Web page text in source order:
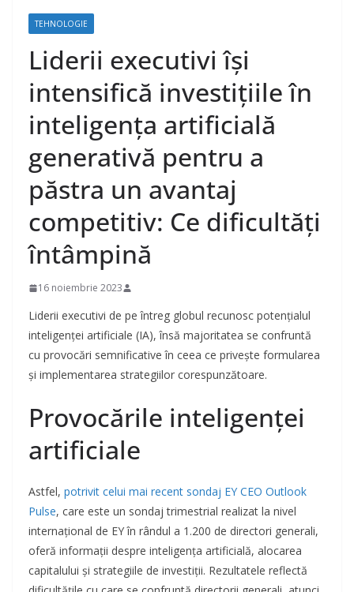
TEHNOLOGIE
Liderii executivi își
intensifică investițiile în
inteligența artificială
generativă pentru a
păstra un avantaj
competitiv: Ce dificultăți
întâmpină
16 noiembrie 2023
Liderii executivi de pe întreg globul recunosc potențialul
inteligenței artificiale (IA), însă majoritatea se confruntă
cu provocări semnificative în ceea ce privește formularea
și implementarea strategiilor corespunzătoare.
Provocările inteligenței
artificiale
Astfel, potrivit celui mai recent sondaj EY CEO Outlook
Pulse, care este un sondaj trimestrial realizat la nivel
internațional de EY în rândul a 1.200 de directori generali,
oferă informații despre inteligența artificială, alocarea
capitalului și strategiile de investiții. Rezultatele reflectă